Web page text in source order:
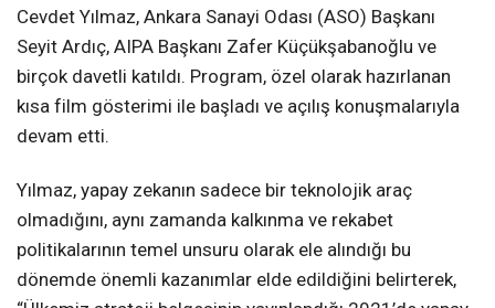
Cevdet Yılmaz, Ankara Sanayi Odası (ASO) Başkanı
Seyit Ardıç, AIPA Başkanı Zafer Küçükşabanoğlu ve
birçok davetli katıldı. Program, özel olarak hazırlanan
kısa film gösterimi ile başladı ve açılış konuşmalarıyla
devam etti.
Yılmaz, yapay zekanın sadece bir teknolojik araç
olmadığını, aynı zamanda kalkınma ve rekabet
politikalarının temel unsuru olarak ele alındığı bu
dönemde önemli kazanımlar elde edildiğini belirterek,